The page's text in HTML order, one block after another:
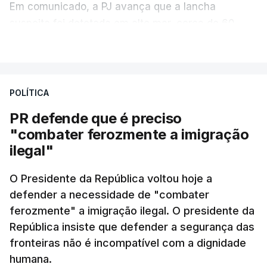
Em comunicado, a PJ avança que a lancha
desencadeando uma ação de prevenção
articulação com a Marinha, a Autoridade Marítima
Nacional e a Força Aérea.
apreendida mais cocaína até ao momento de que
em todo o ano de 2025.
A ação de prevenção visa a deteção em alto mar
de embarcações de alta velocidade (EAV) que
utilizam a costa nacional para o tráfico de droga.
POLÍTICA
PR defende que é preciso
"combater ferozmente a imigração
ilegal"
O Presidente da República voltou hoje a
defender a necessidade de "combater
ferozmente" a imigração ilegal. O presidente da
República insiste que defender a segurança das
fronteiras não é incompatível com a dignidade
humana.